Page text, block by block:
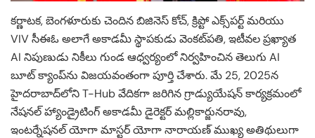
కర్ణాటక, బెంగళూరుకు చెందిన బిజినెస్ కోచ్, క్రిప్టో ఎక్స్‌పర్ట్ మరియు
VIV సీఈఓ అలాగే అకాడమీ స్థాపకుడు వెంకట్‌పతి, ఇటీవల ప్రఖ్యాత
AI నిపుణుడు నికీలు గుండ ఆధ్వర్యంలో నిర్వహించిన తెలుగు AI
బూట్ క్యాంప్‌ను విజయవంతంగా పూర్తి చేశారు. మే 25, 2025న
హైదరాబాద్‌లోని T-Hub వేదికగా జరిగిన గ్రాడ్యుయేషన్ కార్యక్రమంలో
నేషనల్ హ్యాండ్రైటింగ్ అకాడమీ డైరెక్టర్ మల్లికార్జునరావు,
ఇంటర్నేషనల్ యోగా మాస్టర్ యోగా నారాయణ్ ముఖ్య అతిథులుగా